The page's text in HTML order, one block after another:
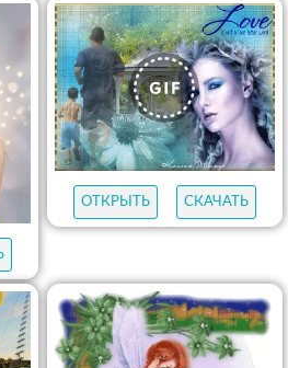
ОТКРЫТЬ СКАЧАТЬ